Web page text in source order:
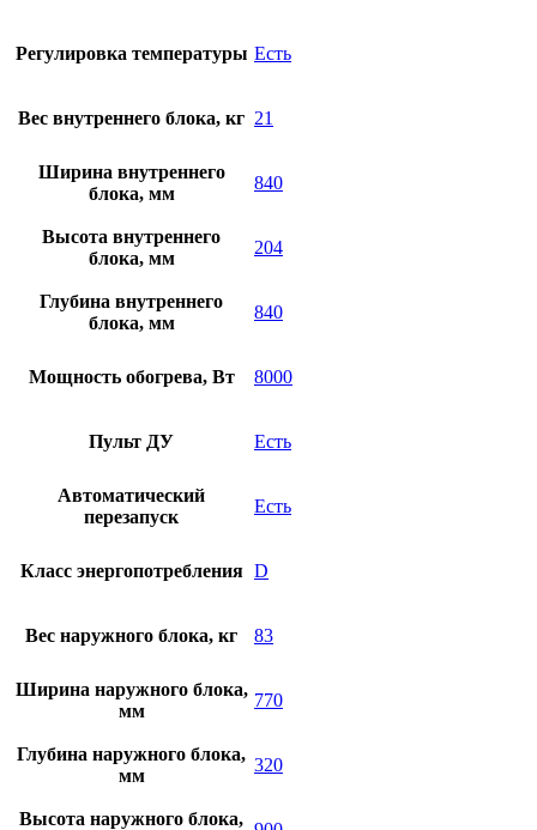
Регулировка температуры Есть
Вес внутреннего блока, кг 21
Ширина внутреннего
блока, мм
840
Высота внутреннего
блока, мм
204
Глубина внутреннего
блока, мм
840
Мощность обогрева, Вт 8000
Пульт ДУ Есть
Автоматический
перезапуск
Есть
Класс энергопотребления D
Вес наружного блока, кг 83
Ширина наружного блока,
мм
770
Глубина наружного блока,
мм
320
Высота наружного блока,